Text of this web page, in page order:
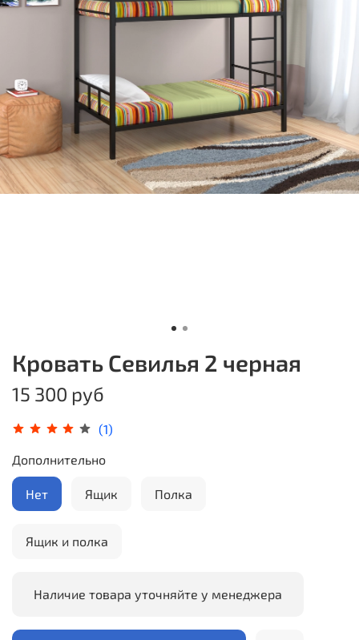
(1)
Кровать Севилья 2 черная
15 300 руб
Наличие товара уточняйте у менеджера
Дополнительно
Нет Ящик Полка
Ящик и полка